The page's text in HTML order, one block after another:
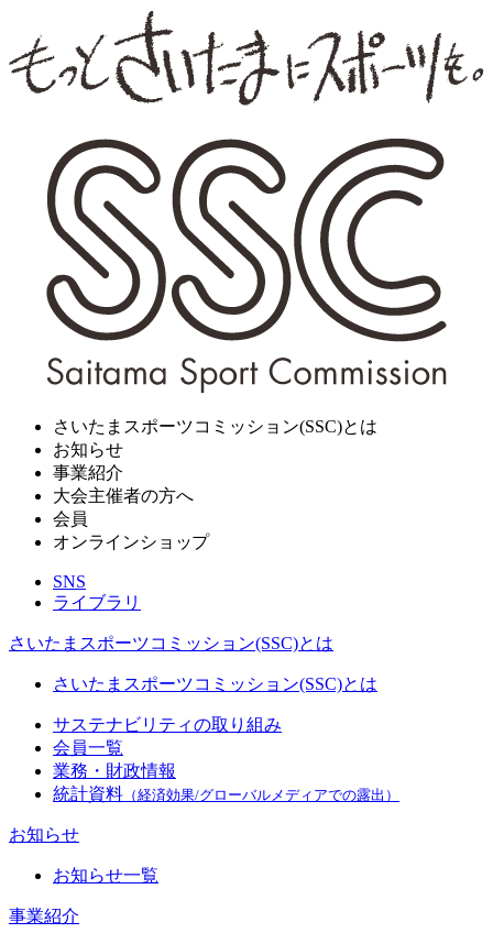
さいたまスポーツコミッション(SSC)とは
お知らせ
事業紹介
大会主催者の方へ
会員
オンラインショップ
SNS
ライブラリ
さいたまスポーツコミッション(SSC)とは
さいたまスポーツコミッション(SSC)とは
サステナビリティの取り組み
会員一覧
業務・財政情報
統計資料 （経済効果/グローバルメディアでの露出）
お知らせ
お知らせ一覧
事業紹介